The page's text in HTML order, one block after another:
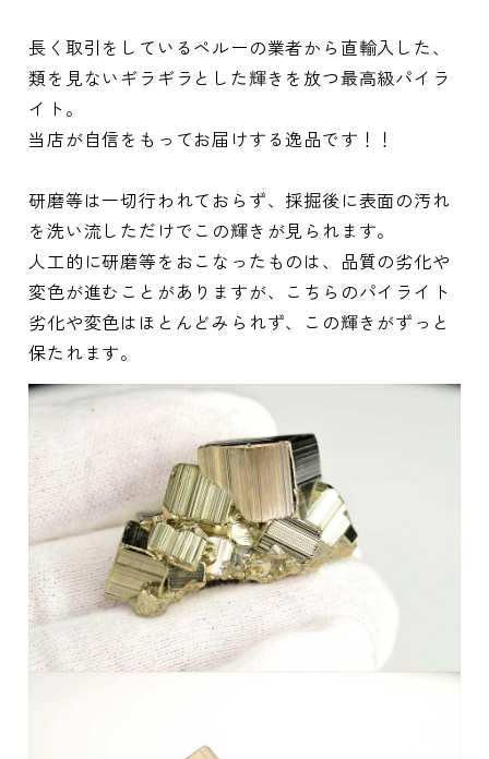
長く取引をしているペルーの業者から直輸入した、
類を見ないギラギラとした輝きを放つ最高級パイラ
イト。
当店が自信をもってお届けする逸品です！！
研磨等は一切行われておらず、採掘後に表面の汚れ
を洗い流しただけでこの輝きが見られます。
人工的に研磨等をおこなったものは、品質の劣化や
変色が進むことがありますが、こちらのパイライト
劣化や変色はほとんどみられず、この輝きがずっと
保たれます。